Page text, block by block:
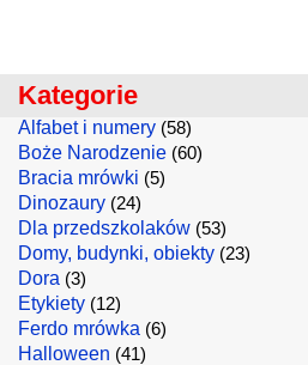
Kategorie
Alfabet i numery (58)
Boże Narodzenie (60)
Bracia mrówki (5)
Dinozaury (24)
Dla przedszkolaków (53)
Domy, budynki, obiekty (23)
Dora (3)
Etykiety (12)
Ferdo mrówka (6)
Halloween (41)